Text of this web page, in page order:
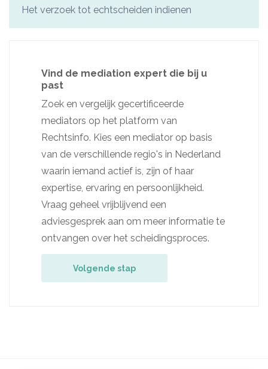
Het verzoek tot echtscheiden indienen
Vind de mediation expert die bij u
past
Zoek en vergelijk gecertificeerde
mediators op het platform van
Rechtsinfo. Kies een mediator op basis
van de verschillende regio's in Nederland
waarin iemand actief is, zijn of haar
expertise, ervaring en persoonlijkheid.
Vraag geheel vrijblijvend een
adviesgesprek aan om meer informatie te
ontvangen over het scheidingsproces.
Volgende stap